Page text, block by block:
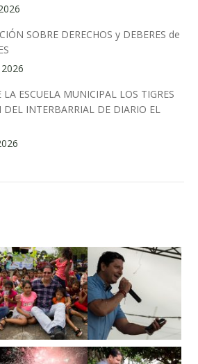
SOBRE DERECHOS y DEBERES de
ESCUELA MUNICIPAL LOS TIGRES
DEL INTERBARRIAL DE DIARIO EL